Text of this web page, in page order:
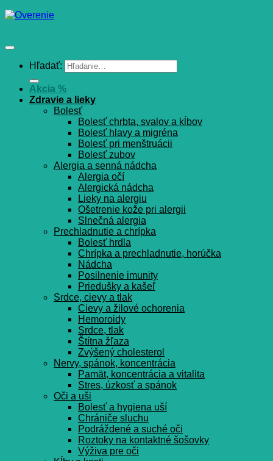
Hľadať:
Akcia %
Zdravie a lieky
Bolesť
Bolesť chrbta, svalov a kĺbov
Bolesť hlavy a migréna
Bolesť pri menštruácii
Bolesť zubov
Alergia a senná nádcha
Alergia očí
Alergická nádcha
Lieky na alergiu
Ošetrenie kože pri alergii
Slnečná alergia
Prechladnutie a chrípka
Bolesť hrdla
Chrípka a prechladnutie, horúčka
Nádcha
Posilnenie imunity
Priedušky a kašeľ
Srdce, cievy a tlak
Cievy a žilové ochorenia
Hemoroidy
Srdce, tlak
Štítna žľaza
Zvýšený cholesterol
Nervy, spánok, koncentrácia
Pamät, koncentrácia a vitalita
Stres, úzkosť a spánok
Oči a uši
Bolesť a hygiena uší
Chrániče sluchu
Podráždené a suché oči
Roztoky na kontaktné šošovky
Výživa pre oči